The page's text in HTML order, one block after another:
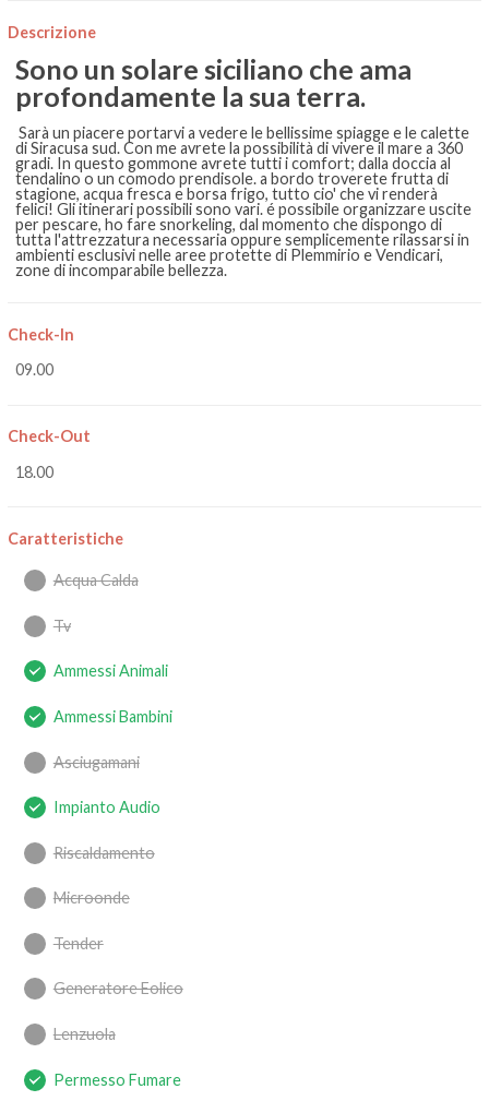
Descrizione
Sono un solare siciliano che ama
profondamente la sua terra.
Sarà un piacere portarvi a vedere le bellissime spiagge e le calette
di Siracusa sud. Con me avrete la possibilità di vivere il mare a 360
gradi. In questo gommone avrete tutti i comfort; dalla doccia al
tendalino o un comodo prendisole. a bordo troverete frutta di
stagione, acqua fresca e borsa frigo, tutto cio' che vi renderà
felici! Gli itinerari possibili sono vari. é possibile organizzare uscite
per pescare, ho fare snorkeling, dal momento che dispongo di
tutta l'attrezzatura necessaria oppure semplicemente rilassarsi in
ambienti esclusivi nelle aree protette di Plemmirio e Vendicari,
zone di incomparabile bellezza.
Check-In
09.00
Check-Out
18.00
Caratteristiche
Acqua Calda
Tv
Ammessi Animali
Ammessi Bambini
Asciugamani
Impianto Audio
Riscaldamento
Microonde
Tender
Generatore Eolico
Lenzuola
Permesso Fumare